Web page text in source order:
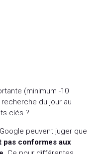
(minimum -10
du jour au
clés ?
peuvent juger que
pas conformes aux